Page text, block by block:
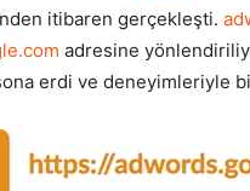
itibaren gerçekleşti.
adresine
erdi ve deneyimleriyle